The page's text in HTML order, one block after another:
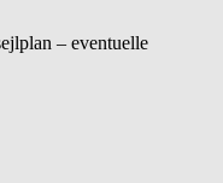
– eventuelle